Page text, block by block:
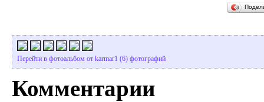
Перейти в фотоальбом от karmar1 (6) фотографий
Комментарии